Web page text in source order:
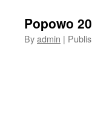
Popowo
Byadmin |